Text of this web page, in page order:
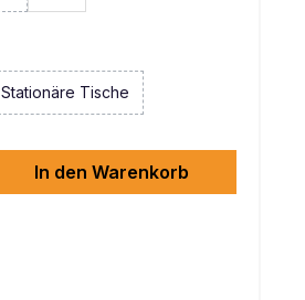
Stationäre Tische
In den Warenkorb